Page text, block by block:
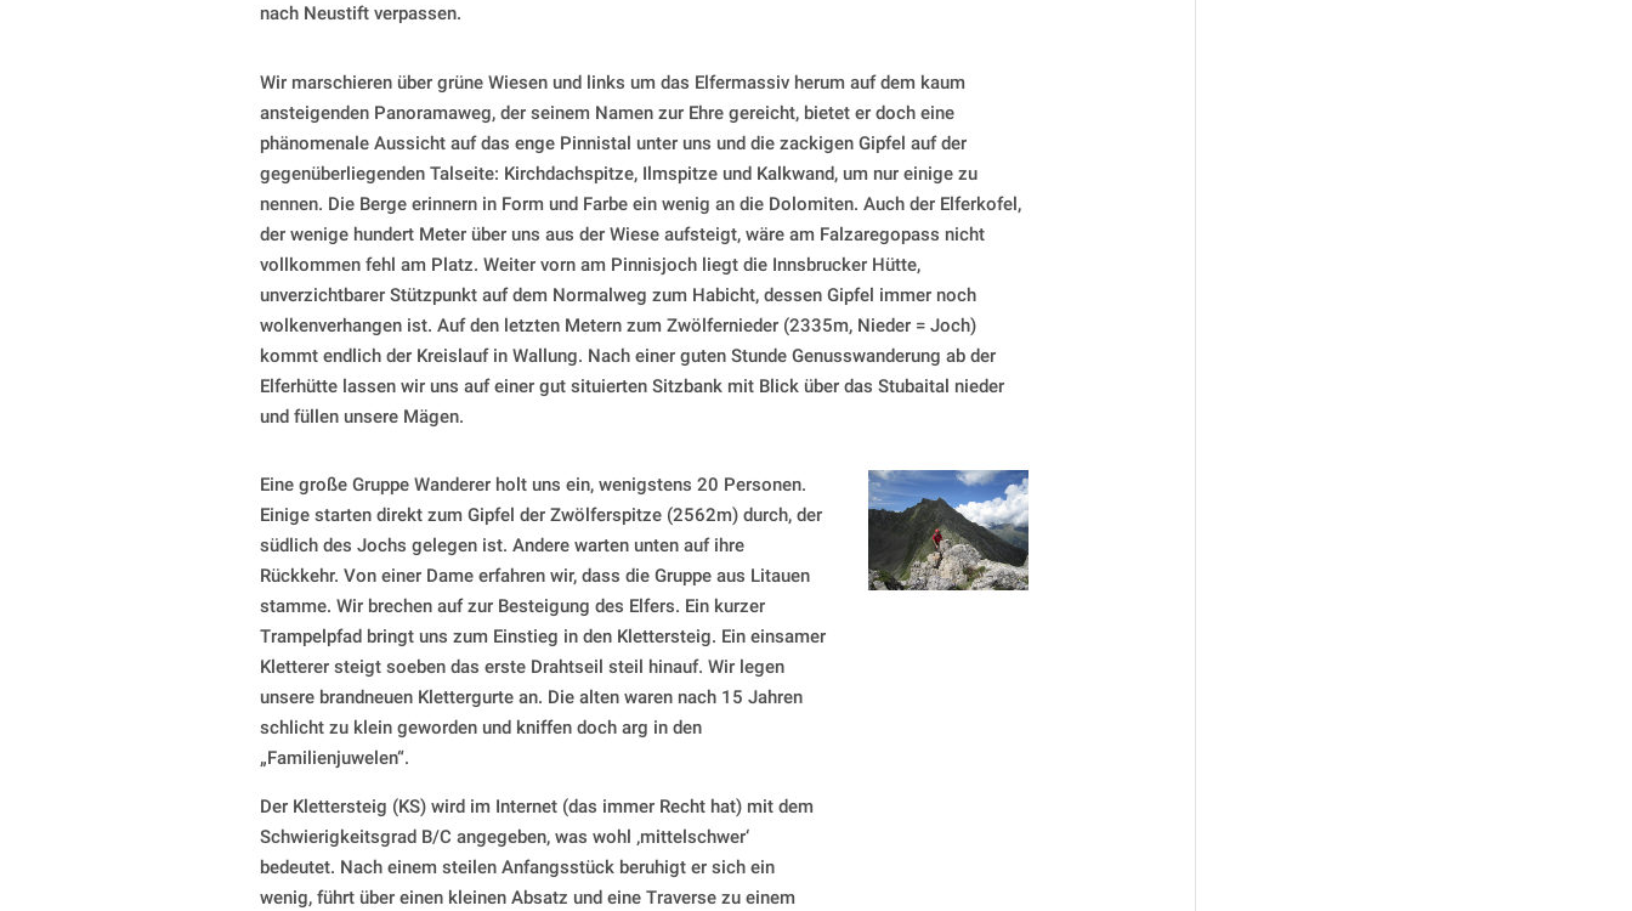
nach Neustift verpassen.
Wir marschieren über grüne Wiesen und links um das Elfermassiv herum auf dem kaum
ansteigenden Panoramaweg, der seinem Namen zur Ehre gereicht, bietet er doch eine
phänomenale Aussicht auf das enge Pinnistal unter uns und die zackigen Gipfel auf der
gegenüberliegenden Talseite: Kirchdachspitze, Ilmspitze und Kalkwand, um nur einige zu
nennen. Die Berge erinnern in Form und Farbe ein wenig an die Dolomiten. Auch der Elferkofel,
der wenige hundert Meter über uns aus der Wiese aufsteigt, wäre am Falzaregopass nicht
vollkommen fehl am Platz. Weiter vorn am Pinnisjoch liegt die Innsbrucker Hütte,
unverzichtbarer Stützpunkt auf dem Normalweg zum Habicht, dessen Gipfel immer noch
wolkenverhangen ist. Auf den letzten Metern zum Zwölfernieder (2335m, Nieder = Joch)
kommt endlich der Kreislauf in Wallung. Nach einer guten Stunde Genusswanderung ab der
Elferhütte lassen wir uns auf einer gut situierten Sitzbank mit Blick über das Stubaital nieder
und füllen unsere Mägen.
Eine große Gruppe Wanderer holt uns ein, wenigstens 20 Personen.
Einige starten direkt zum Gipfel der Zwölferspitze (2562m) durch, der
südlich des Jochs gelegen ist. Andere warten unten auf ihre
Rückkehr. Von einer Dame erfahren wir, dass die Gruppe aus Litauen
stamme. Wir brechen auf zur Besteigung des Elfers. Ein kurzer
Trampelpfad bringt uns zum Einstieg in den Klettersteig. Ein einsamer
Kletterer steigt soeben das erste Drahtseil steil hinauf. Wir legen
unsere brandneuen Klettergurte an. Die alten waren nach 15 Jahren
schlicht zu klein geworden und kniffen doch arg in den
„Familienjuwelen“.
Der Klettersteig (KS) wird im Internet (das immer Recht hat) mit dem
Schwierigkeitsgrad B/C angegeben, was wohl ‚mittelschwer‘
bedeutet. Nach einem steilen Anfangsstück beruhigt er sich ein
wenig, führt über einen kleinen Absatz und eine Traverse zu einem